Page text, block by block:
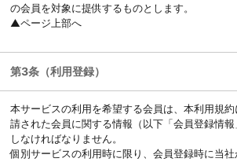
の会員を対象に提供するものとします。
▲ページ上部へ
第3条（利用登録）
本サービスの利用を希望する会員は、本利用規
請された会員に関する情報（以下「会員登録情
しなければなりません。
個別サービスの利用時に限り、会員登録時に当